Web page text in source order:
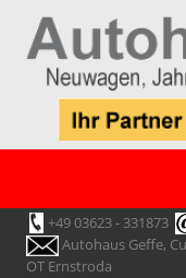
+49 03623 - 331873
Autohaus Geffe,
OT Ernstroda